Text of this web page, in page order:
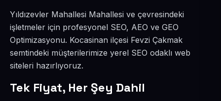
Yıldızevler Mahallesi Mahallesi ve çevresindeki
işletmeler için profesyonel SEO, AEO ve GEO
Optimizasyonu. Kocasinan ilçesi Fevzi Çakmak
semtindeki müşterilerimize yerel SEO odaklı web
siteleri hazırlıyoruz.
Tek Fiyat, Her Şey Dahil